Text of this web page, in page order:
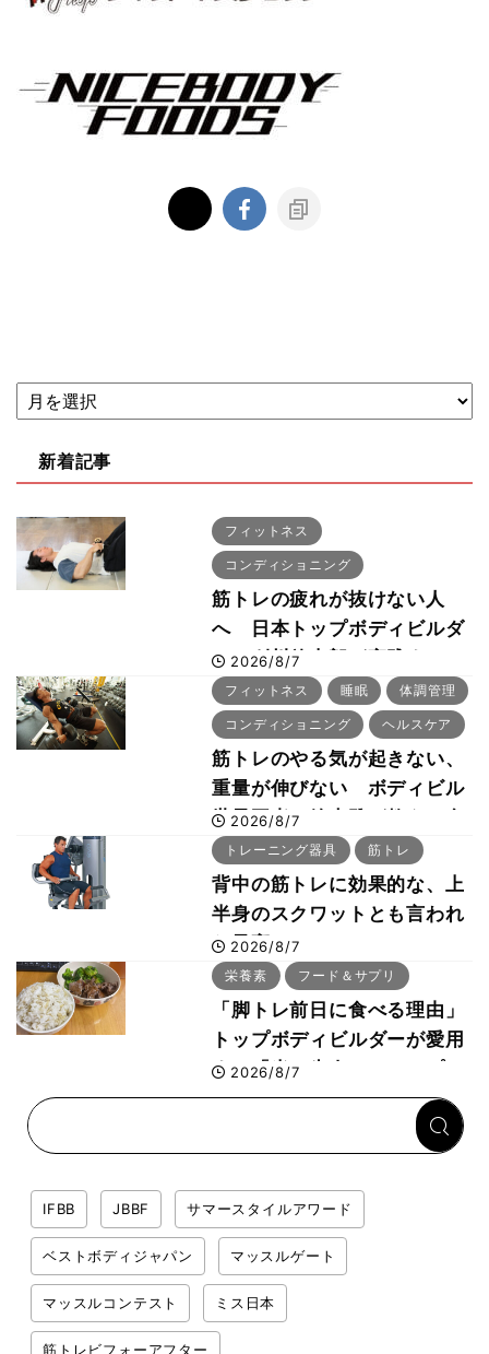
新着記事
フィットネス
コンディショニング
筋トレの疲れが抜けない人
へ 日本トップボディビルダ
ー・刈川啓志郎が実践する
「回復習慣」
2026/8/7
フィットネス 睡眠 体調管理
コンディショニング ヘルスケア
筋トレのやる気が起きない、
重量が伸びない ボディビル
世界王者・鈴木雅が教える食
事・睡眠・呼吸の整え方
2026/8/7
トレーニング器具 筋トレ
背中の筋トレに効果的な、上
半身のスクワットとも言われ
た最高マシン“ノーチラス・
プルオーバーマシン”とは？
2026/8/7
栄養素 フード＆サプリ
「脚トレ前日に食べる理由」
トップボディビルダーが愛用
する「米＋牛肉」のシンプル
回復メシとは？
2026/8/7
IFBB JBBF サマースタイルアワード
ベストボディジャパン マッスルゲート
マッスルコンテスト ミス日本
筋トレビフォーアフター